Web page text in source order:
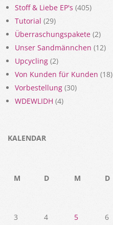
Stoff & Liebe EP's (405)
Tutorial (29)
Überraschungspakete (2)
Unser Sandmännchen (12)
Upcycling (2)
Von Kunden für Kunden (18)
Vorbestellung (30)
WDEWLIDH (4)
KALENDAR
M
D M D
3
4 5 6